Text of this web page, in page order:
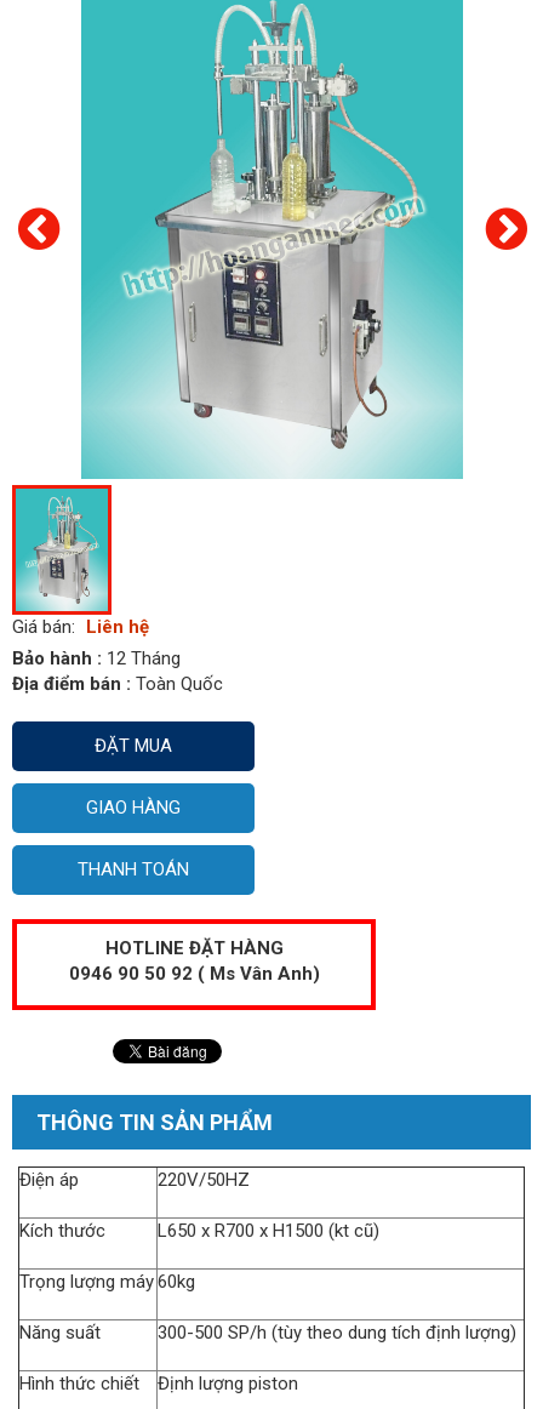
Giá bán:
Liên hệ
Bảo hành : 12 Tháng
Địa điểm bán : Toàn Quốc
ĐẶT MUA
GIAO HÀNG
THANH TOÁN
HOTLINE ĐẶT HÀNG
0946 90 50 92 ( Ms Vân Anh)
THÔNG TIN SẢN PHẨM
Điện áp 220V/50HZ
Kích thước L650 x R700 x H1500 (kt cũ)
Trọng lượng máy60kg
Năng suất 300-500 SP/h (tùy theo dung tích định lượng)
Hình thức chiết Định lượng piston